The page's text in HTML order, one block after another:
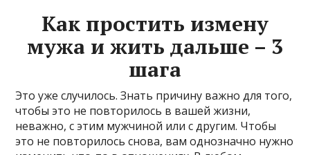
Как простить измену
мужа и жить дальше – 3
шага
Это уже случилось. Знать причину важно для того,
чтобы это не повторилось в вашей жизни,
неважно, с этим мужчиной или с другим. Чтобы
это не повторилось снова, вам однозначно нужно